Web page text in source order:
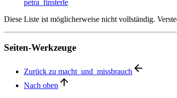
petra_finsterle
Diese Liste ist möglicherweise nicht vollständig.
Seiten-Werkzeuge
Zurück zu macht_und_missbrauch
Nach oben